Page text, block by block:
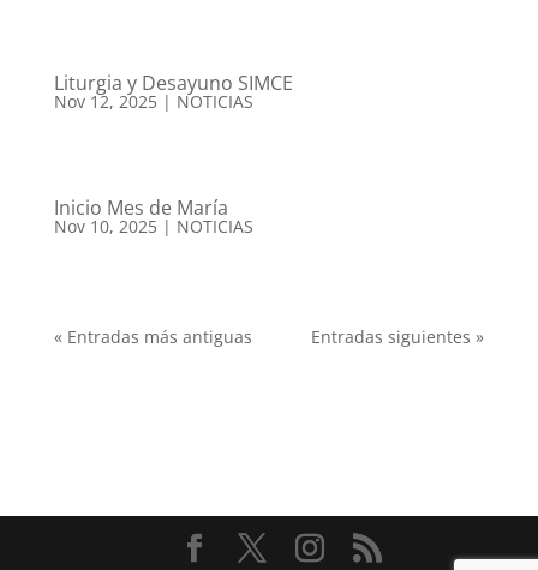
Liturgia y Desayuno SIMCE
Nov 12, 2025| NOTICIAS
Inicio Mes de María
Nov 10, 2025| NOTICIAS
« Entradas más antiguas Entradas siguientes »